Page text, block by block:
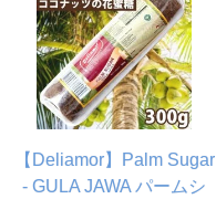
【Deliamor】Palm Sugar
- GULA JAWA パームシ